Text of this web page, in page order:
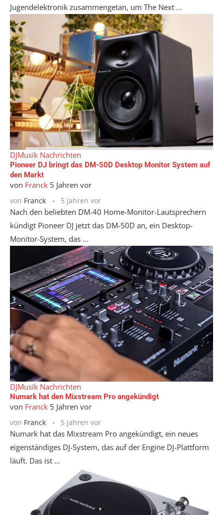
Jugendelektronik zusammengetan, um The Next ...
DJMusik Nachrichten
Pioneer DJ bringt das DM-50D Desktop Monitor System auf
den Markt
von Franck 5 Jahren vor
von Franck 5 Jahren vor
Nach den beliebten DM-40 Home-Monitor-Lautsprechern
kündigt Pioneer DJ jetzt das DM-50D an, ein Desktop-
Monitor-System, das ...
DJMusik Nachrichten
Numark hat den Mixstream Pro angekündigt
von Franck 5 Jahren vor
von Franck 5 Jahren vor
Numark hat das Mixstream Pro angekündigt, ein neues
eigenständiges DJ-System, das auf der Engine DJ-Plattform
läuft. Das ist ...